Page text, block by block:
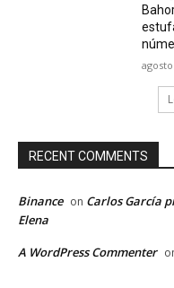
RECENT COMMENTS
Binance on Carlos García
Elena
A WordPress Commenter